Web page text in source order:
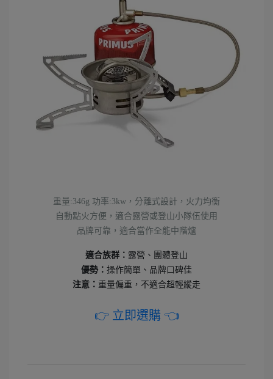
重量:346g 功率:3kw，分離式設計，火力均衡
自動點火方便，適合露營或登山小隊伍使用
品牌可靠，適合當作全能中階爐
適合族群： 露營、團體登山
優勢： 操作簡單、品牌口碑佳
注意： 重量偏重，不適合超輕縱走
👉 立即選購 👈